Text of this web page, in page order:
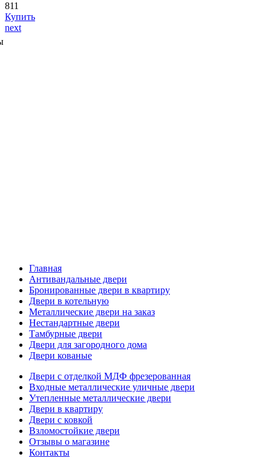
811
Купить
next
Главная
Антивандальные двери
Бронированные двери в квартиру
Двери в котельную
Металлические двери на заказ
Нестандартные двери
Тамбурные двери
Двери для загородного дома
Двери кованые
Двери с отделкой МДФ фрезерованная
Входные металлические уличные двери
Утепленные металлические двери
Двери в квартиру
Двери с ковкой
Взломостойкие двери
Отзывы о магазине
Контакты